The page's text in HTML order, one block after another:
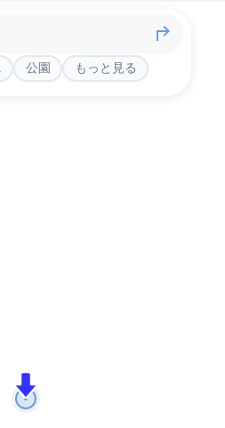
公園 もっと見る